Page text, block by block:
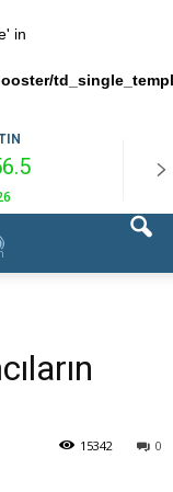
in
0
15342